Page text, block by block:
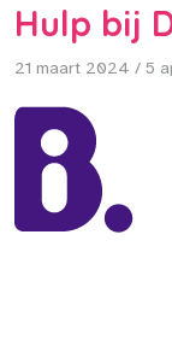
Hulp bij
21 maart 2024 / 5